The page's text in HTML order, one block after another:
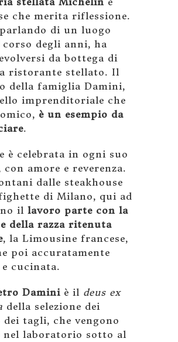
che merita riflessione.
di un luogo
corso degli anni, ha
da bottega di
ristorante stellato. Il
della famiglia Damini,
imprenditoriale che
è un esempio da
.
è celebrata in ogni suo
con amore e reverenza.
dalle steakhouse
di Milano, qui ad
il lavoro parte con la
della razza ritenuta
, la Limousine francese,
poi accuratamente
cucinata.
Damini è il deus ex
della selezione dei
dei tagli, che vengono
laboratorio sotto al